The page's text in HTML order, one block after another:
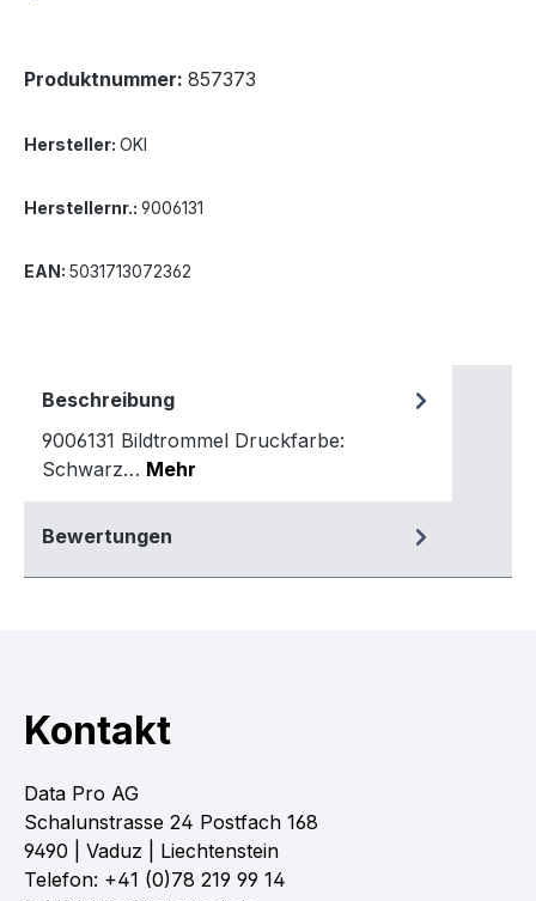
Produktnummer: 857373
Hersteller: OKI
Herstellernr.: 9006131
EAN: 5031713072362
Beschreibung
9006131 Bildtrommel Druckfarbe:
Schwarz… Mehr
Bewertungen
Kontakt
Data Pro AG
Schalunstrasse 24 Postfach 168
9490 | Vaduz | Liechtenstein
Telefon: +41 (0)78 219 99 14